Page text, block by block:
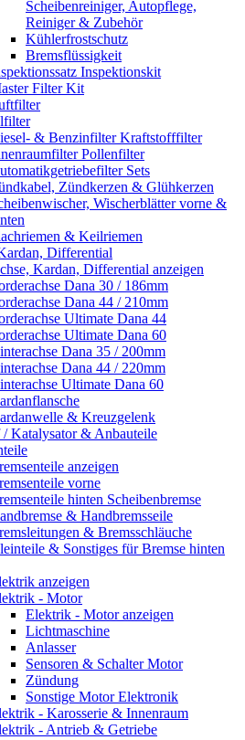
Scheibenreiniger, Autopflege,
Reiniger & Zubehör
Kühlerfrostschutz
Bremsflüssigkeit
Inspektionskit
Filter Kit
& Benzinfilter Kraftstofffilter
Pollenfilter
Sets
Zündkerzen & Glühkerzen
Wischerblätter vorne &
& Keilriemen
Differential
Kardan, Differential anzeigen
Dana 30 / 186mm
Dana 44 / 210mm
Ultimate Dana 44
Ultimate Dana 60
Dana 35 / 200mm
Dana 44 / 220mm
Ultimate Dana 60
& Kreuzgelenk
Katalysator & Anbauteile
anzeigen
vorne
hinten Scheibenbremse
& Handbremsseile
& Bremsschläuche
& Sonstiges für Bremse hinten
anzeigen
- Motor
Elektrik - Motor anzeigen
Lichtmaschine
Anlasser
Sensoren & Schalter Motor
Zündung
Sonstige Motor Elektronik
- Karosserie & Innenraum
- Antrieb & Getriebe